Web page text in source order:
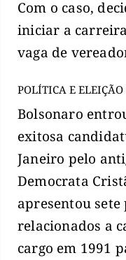
Com o caso,
iniciar a
vaga de
POLÍTICA E ELEIÇÃO
Bolsonaro
exitosa
Janeiro pelo
Democrata
apresentou
relacionados a
cargo em 1991